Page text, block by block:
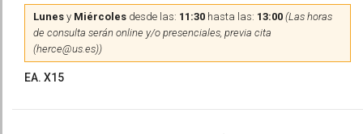
Lunes y Miércoles desde las: 11:30 hasta las: 13:00 (Las horas
de consulta serán online y/o presenciales, previa cita
(herce@us.es))
EA. X15